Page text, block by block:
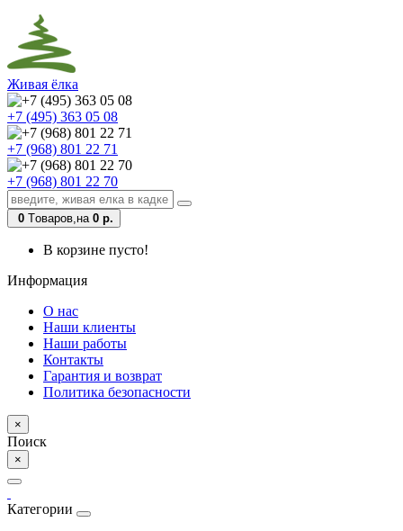
Живая ёлка
+7 (495) 363 05 08
+7 (968) 801 22 71
+7 (968) 801 22 70
0 Tоваров,на 0 р.
В корзине пусто!
Информация
О нас
Наши клиенты
Наши работы
Контакты
Гарантия и возврат
Политика безопасности
×
Поиск
×
Категории